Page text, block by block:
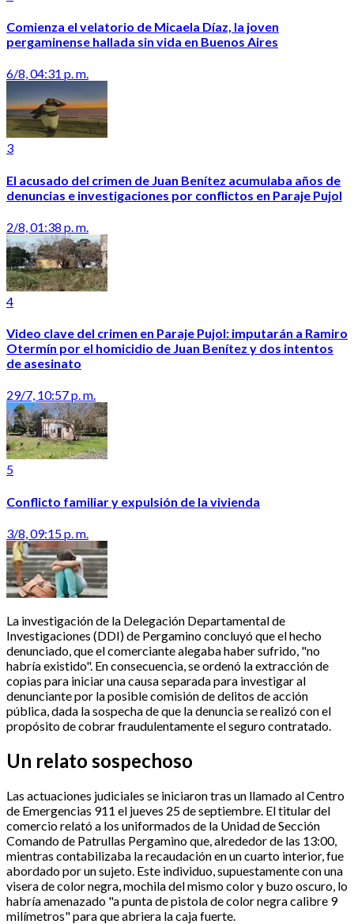
Comienza el velatorio de Micaela Díaz, la joven
pergaminense hallada sin vida en Buenos Aires
6/8, 04:31 p. m.
3
El acusado del crimen de Juan Benítez acumulaba años de
denuncias e investigaciones por conflictos en Paraje Pujol
2/8, 01:38 p. m.
4
Video clave del crimen en Paraje Pujol: imputarán a Ramiro
Otermín por el homicidio de Juan Benítez y dos intentos
de asesinato
29/7, 10:57 p. m.
5
Conflicto familiar y expulsión de la vivienda
3/8, 09:15 p. m.
La investigación de la Delegación Departamental de
Investigaciones (DDI) de Pergamino concluyó que el hecho
denunciado, que el comerciante alegaba haber sufrido, "no
habría existido". En consecuencia, se ordenó la extracción de
copias para iniciar una causa separada para investigar al
denunciante por la posible comisión de delitos de acción
pública, dada la sospecha de que la denuncia se realizó con el
propósito de cobrar fraudulentamente el seguro contratado.
Un relato sospechoso
Las actuaciones judiciales se iniciaron tras un llamado al Centro
de Emergencias 911 el jueves 25 de septiembre. El titular del
comercio relató a los uniformados de la Unidad de Sección
Comando de Patrullas Pergamino que, alrededor de las 13:00,
mientras contabilizaba la recaudación en un cuarto interior, fue
abordado por un sujeto. Este individuo, supuestamente con una
visera de color negra, mochila del mismo color y buzo oscuro, lo
habría amenazado "a punta de pistola de color negra calibre 9
milímetros" para que abriera la caja fuerte.